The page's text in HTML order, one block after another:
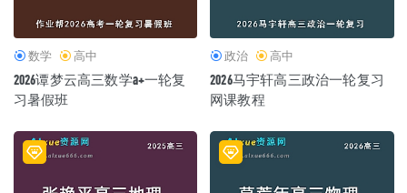
数学 高中
2026谭梦云高三数学a+一轮复
习暑假班
政治 高中
2026马宇轩高三政治一轮复习
网课教程